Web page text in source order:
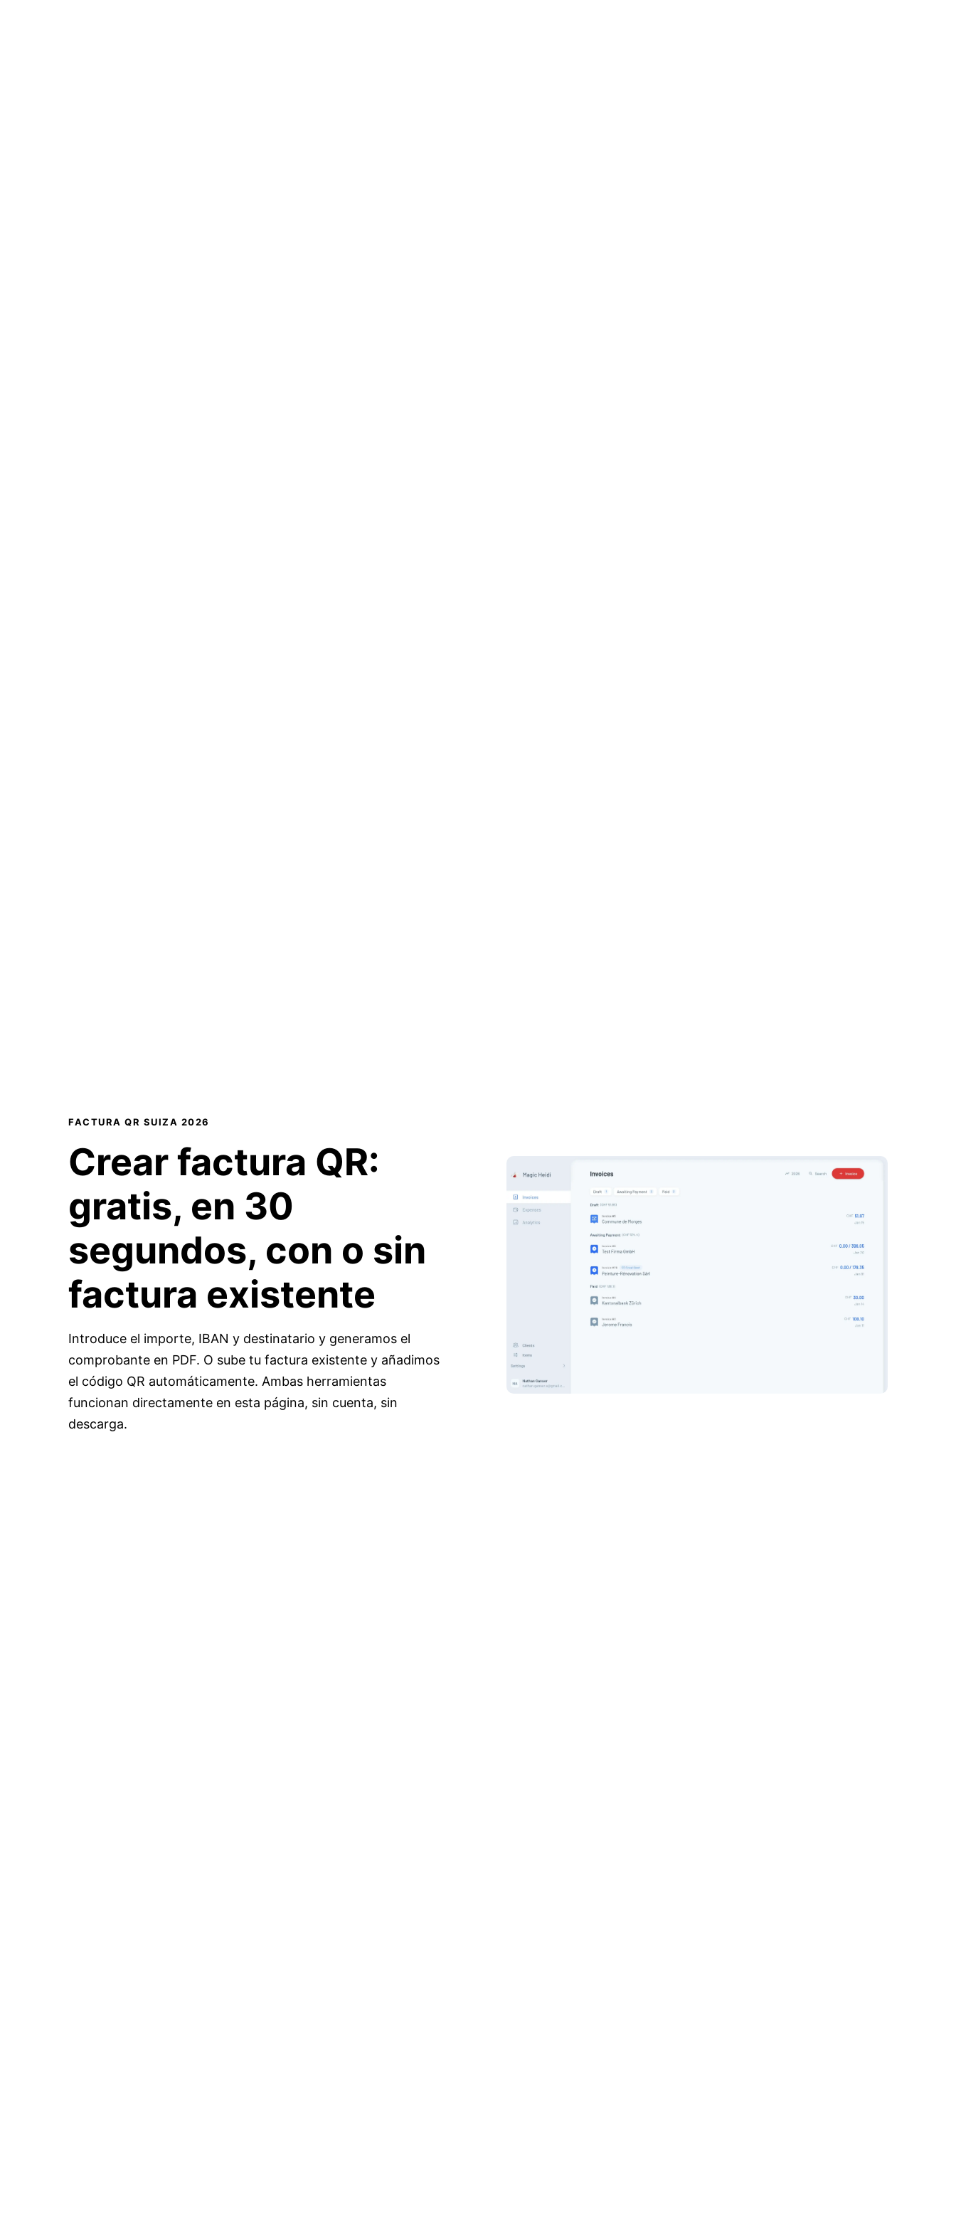
FACTURA QR SUIZA 2026
Crear factura QR:
gratis, en 30
segundos, con o sin
factura existente
Introduce el importe, IBAN y destinatario y generamos el
comprobante en PDF. O sube tu factura existente y añadimos
el código QR automáticamente. Ambas herramientas
funcionan directamente en esta página, sin cuenta, sin
descarga.